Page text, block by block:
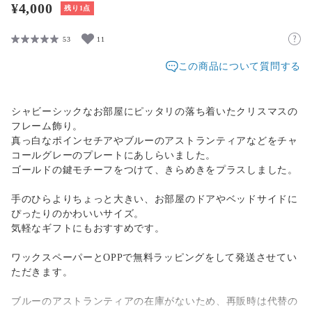
¥4,000 残り1点
53 11
この商品について質問する
シャビーシックなお部屋にピッタリの落ち着いたクリスマスの
フレーム飾り。
真っ白なポインセチアやブルーのアストランティアなどをチャ
コールグレーのプレートにあしらいました。
ゴールドの鍵モチーフをつけて、きらめきをプラスしました。
手のひらよりちょっと大きい、お部屋のドアやベッドサイドに
ぴったりのかわいいサイズ。
気軽なギフトにもおすすめです。
ワックスペーパーとOPPで無料ラッピングをして発送させてい
ただきます。
ブルーのアストランティアの在庫がないため、再販時は代替の